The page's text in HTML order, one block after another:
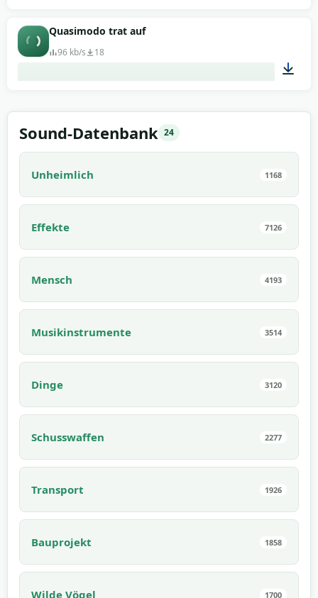
Quasimodo trat auf
96 kb/s 18
Sound-Datenbank 24
Unheimlich 1168
Effekte 7126
Mensch 4193
Musikinstrumente 3514
Dinge 3120
Schusswaffen 2277
Transport 1926
Bauprojekt 1858
Wilde Vögel 1700